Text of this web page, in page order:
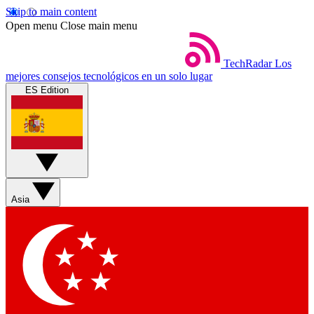
Skip to main content
Open menu Close main menu
TechRadar Los
mejores consejos tecnológicos en un solo lugar
ES Edition
Asia